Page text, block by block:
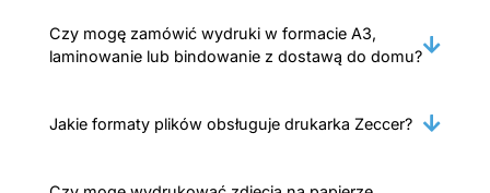
Czy mogę zamówić wydruki w formacie A3,
laminowanie lub bindowanie z dostawą do domu?
Jakie formaty plików obsługuje drukarka Zeccer?